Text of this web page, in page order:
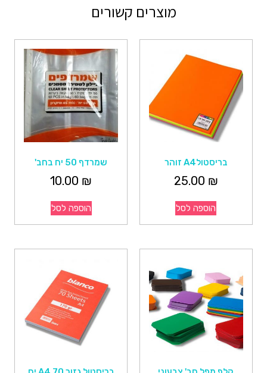
מוצרים קשורים
בריסטולA4 זוהר
25.00 ₪
הוספה לסל
שמרדף 50 יח בחב'
10.00 ₪
הוספה לסל